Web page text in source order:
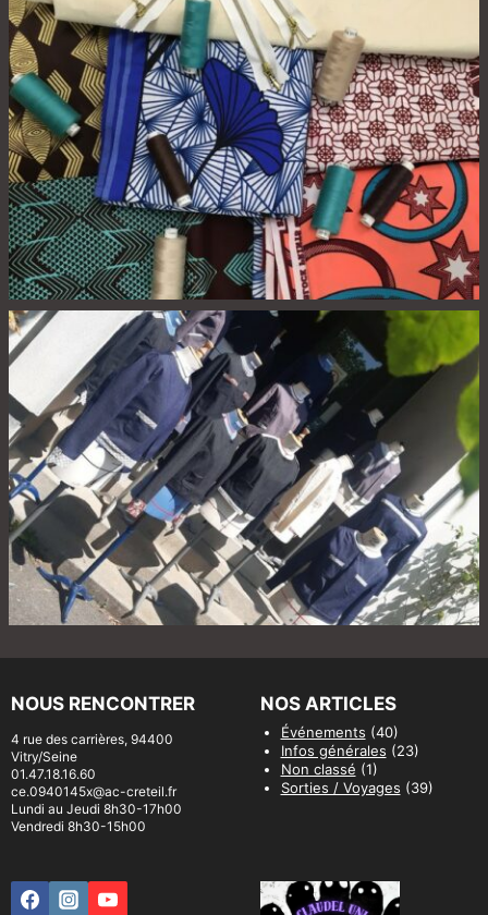
NOUS RENCONTRER
4 rue des carrières, 94400
Vitry/Seine
01.47.18.16.60
ce.0940145x@ac-creteil.fr
Lundi au Jeudi 8h30-17h00
Vendredi 8h30-15h00
NOS ARTICLES
Événements (40)
Infos générales (23)
Non classé (1)
Sorties / Voyages (39)